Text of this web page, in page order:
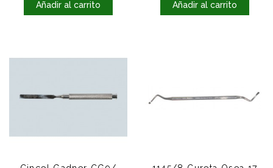
Añadir al carrito Añadir al carrito